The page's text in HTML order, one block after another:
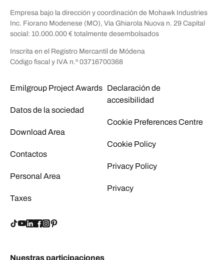
Empresa bajo la dirección y coordinación de Mohawk Industries
Inc. Fiorano Modenese (MO), Via Ghiarola Nuova n. 29 Capital
social: 10.000.000 € totalmente desembolsados
Inscrita en el Registro Mercantil de Módena
Código fiscal y IVA n.º 03716700368
Emilgroup Project Awards
Datos de la sociedad
Download Area
Contactos
Personal Area
Taxes
Declaración de
accesibilidad
Cookie Preferences Centre
Cookie Policy
Privacy Policy
Privacy
Nuestras participaciones